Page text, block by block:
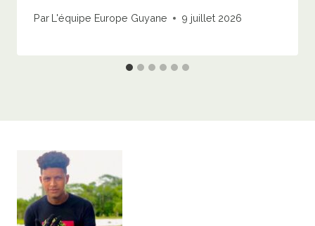
Par L'équipe Europe Guyane 9 juillet 2026